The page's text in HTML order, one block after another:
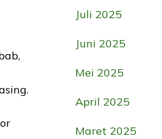
Juli 2025
Juni 2025
Mei 2025
April 2025
Maret 2025